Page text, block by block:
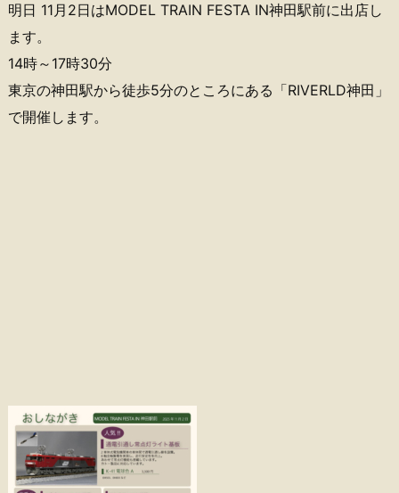
明日 11月2日はMODEL TRAIN FESTA IN神田駅前に出店し
ます。
14時～17時30分
東京の神田駅から徒歩5分のところにある「RIVERLD神田」
で開催します。